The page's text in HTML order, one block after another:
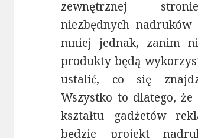
zewnętrznej
niezbędnych nadruków
mniej jednak, zanim
produkty będą
ustalić, co się
Wszystko to dlatego,
kształtu gadżetów
będzie projekt